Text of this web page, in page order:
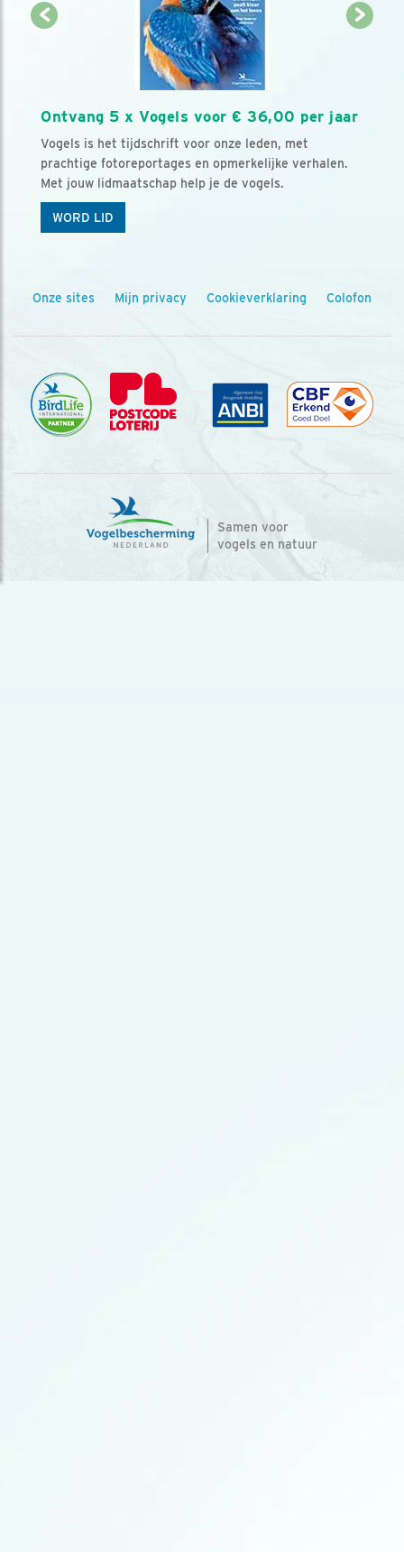
Ontvang 5 x Vogels voor € 36,00 per jaar
Vogels is het tijdschrift voor onze leden, met
prachtige fotoreportages en opmerkelijke verhalen.
Met jouw lidmaatschap help je de vogels.
WORD LID
Onze sites Mijn privacy Cookieverklaring Colofon
Samen voor
vogels en natuur